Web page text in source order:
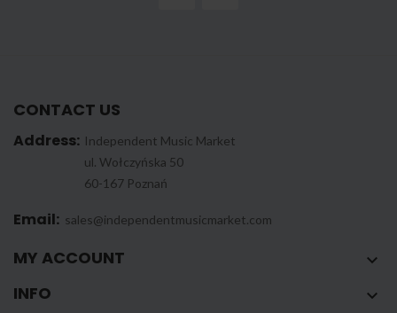
CONTACT US
Address: Independent Music Market
ul. Wołczyńska 50
60-167 Poznań
Email: sales@independentmusicmarket.com
MY ACCOUNT 
INFO 